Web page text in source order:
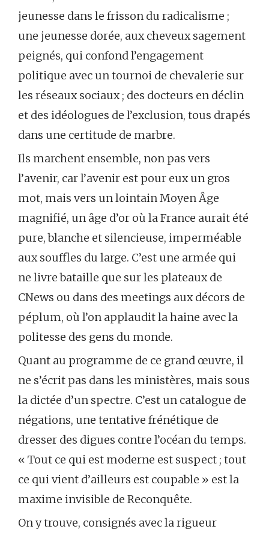
jeunesse dans le frisson du radicalisme ;
une jeunesse dorée, aux cheveux sagement
peignés, qui confond l’engagement
politique avec un tournoi de chevalerie sur
les réseaux sociaux ; des docteurs en déclin
et des idéologues de l’exclusion, tous drapés
dans une certitude de marbre.
Ils marchent ensemble, non pas vers
l’avenir, car l’avenir est pour eux un gros
mot, mais vers un lointain Moyen Âge
magnifié, un âge d’or où la France aurait été
pure, blanche et silencieuse, imperméable
aux souffles du large. C’est une armée qui
ne livre bataille que sur les plateaux de
CNews ou dans des meetings aux décors de
péplum, où l’on applaudit la haine avec la
politesse des gens du monde.
Quant au programme de ce grand œuvre, il
ne s’écrit pas dans les ministères, mais sous
la dictée d’un spectre. C’est un catalogue de
négations, une tentative frénétique de
dresser des digues contre l’océan du temps.
« Tout ce qui est moderne est suspect ; tout
ce qui vient d’ailleurs est coupable » est la
maxime invisible de Reconquête.
On y trouve, consignés avec la rigueur